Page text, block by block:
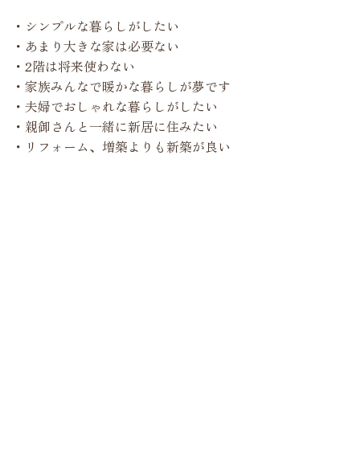
・シンプルな暮らしがしたい
・あまり大きな家は必要ない
・2階は将来使わない
・家族みんなで暖かな暮らしが夢です
・夫婦でおしゃれな暮らしがしたい
・親御さんと一緒に新居に住みたい
・リフォーム、増築よりも新築が良い